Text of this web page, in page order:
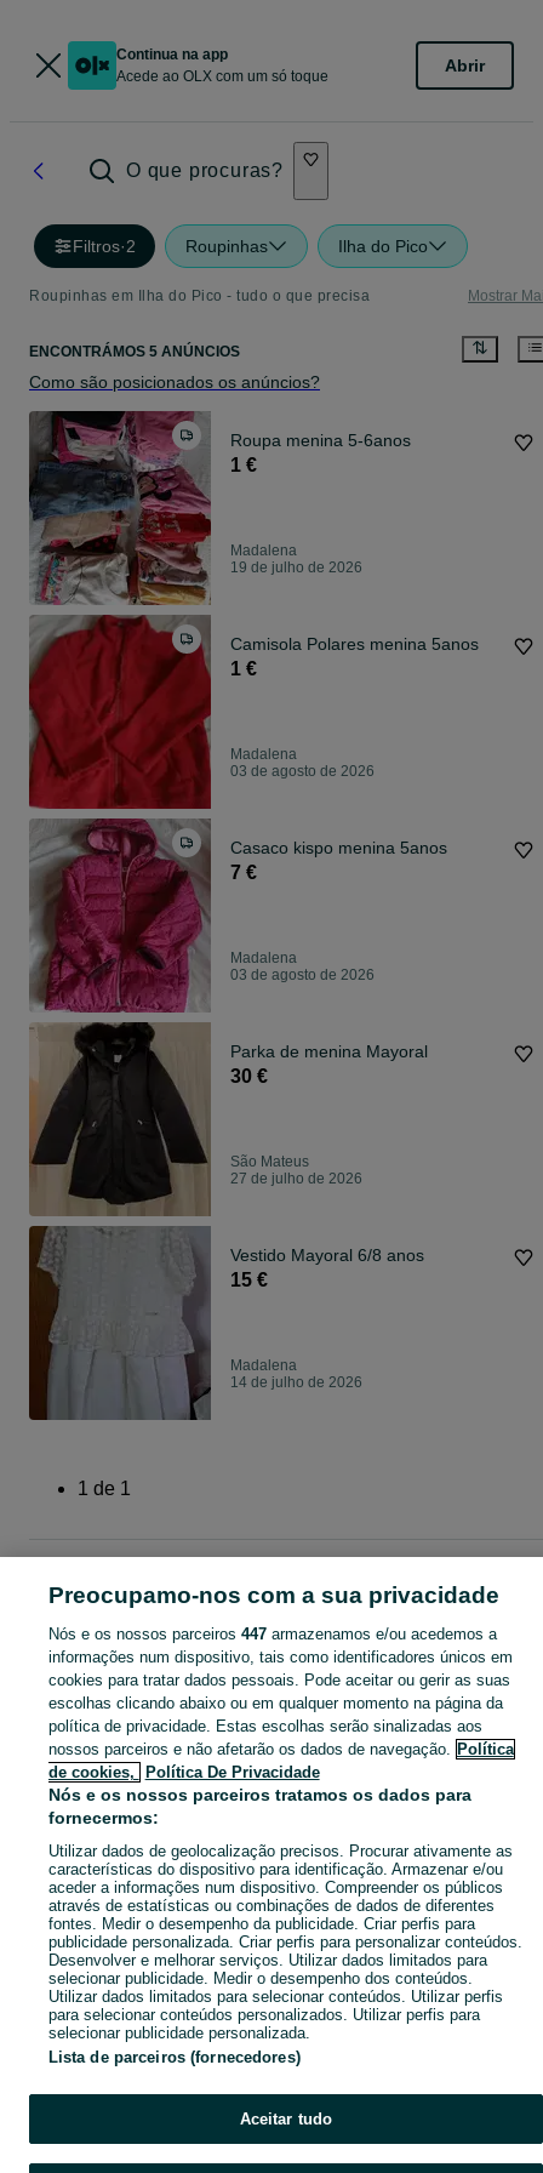
Continua na app
Acede ao OLX com um só toque
Abrir
O que procuras?
Filtros·2 Roupinhas Ilha do Pico
Roupinhas em Ilha do Pico - tudo o que precisa Mostrar
ENCONTRÁMOS 5 ANÚNCIOS
Como são posicionados os anúncios?
Roupa menina 5-6anos
1 €
Madalena
19 de julho de 2026
Camisola Polares menina 5anos
1 €
Madalena
03 de agosto de 2026
Casaco kispo menina 5anos
7 €
Madalena
03 de agosto de 2026
Parka de menina Mayoral
30 €
São Mateus
27 de julho de 2026
Vestido Mayoral 6/8 anos
15 €
Madalena
14 de julho de 2026
1 de 1
PORTUGAL » ILHA DO PICO
CATEGORIA
Navegue pelos últimos anúncios de Roupinhas em Ilha do Pico no OLX Portugal. Compre e venda produtos locais com facilidade e segurança. Mostrar
Mapa do site
Mapa das freguesias
Mapa de mini-sites
Pesquisas populares
Preocupamo-nos com a sua privacidade
Nós e os nossos parceiros 447armazenamos e/ou acedemos a
informações num dispositivo, tais como identificadores únicos em
cookies para tratar dados pessoais. Pode aceitar ou gerir as suas
escolhas clicando abaixo ou em qualquer momento na página da
política de privacidade. Estas escolhas serão sinalizadas aos
nossos parceiros e não afetarão os dados de navegação. Política
de cookies,
Política De Privacidade
Nós e os nossos parceiros tratamos os dados para
fornecermos:
Utilizar dados de geolocalização precisos. Procurar ativamente as
características do dispositivo para identificação. Armazenar e/ou
aceder a informações num dispositivo. Compreender os públicos
através de estatísticas ou combinações de dados de diferentes
fontes. Medir o desempenho da publicidade. Criar perfis para
publicidade personalizada. Criar perfis para personalizar conteúdos.
Desenvolver e melhorar serviços. Utilizar dados limitados para
selecionar publicidade. Medir o desempenho dos conteúdos.
Utilizar dados limitados para selecionar conteúdos. Utilizar perfis
para selecionar conteúdos personalizados. Utilizar perfis para
selecionar publicidade personalizada.
Lista de parceiros (fornecedores)
Aceitar tudo